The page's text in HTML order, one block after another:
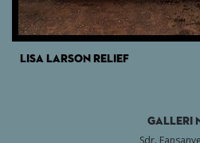
LISA LARSON RELIEF
GALLERI
Sdr.